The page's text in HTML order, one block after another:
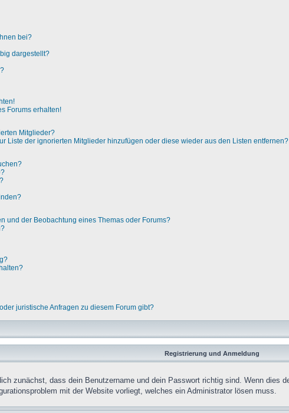
bei?
dargestellt?
Forums erhalten!
Mitglieder?
Liste der ignorierten Mitglieder hinzufügen oder diese wieder aus den Listen entfernen?
und der Beobachtung eines Themas oder Forums?
juristische Anfragen zu diesem Forum gibt?
Registrierung und Anmeldung
zunächst, dass dein Benutzername und dein Passwort richtig sind. Wenn
mit der Website vorliegt, welches ein Administrator lösen muss.